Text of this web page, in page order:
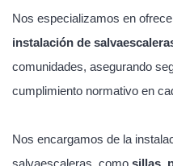
Nos especializamos en
instalación de
comunidades, asegurando
cumplimiento normativo en
Nos encargamos de la
salvaescaleras, como sillas,